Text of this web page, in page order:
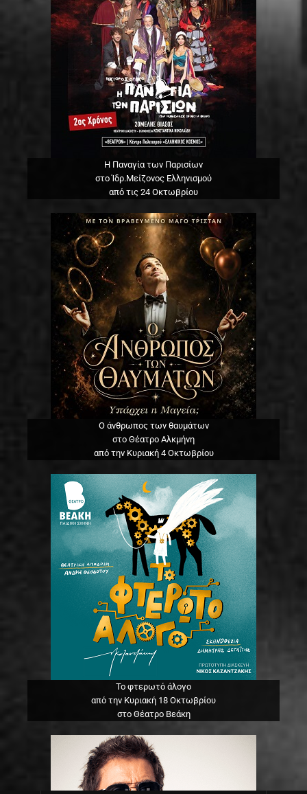
Η Παναγία των Παρισίων
στο Ίδρ.Μείζονος Ελληνισμού
από τις 24 Οκτωβρίου
Ο άνθρωπος των θαυμάτων
στο Θέατρο Αλκμήνη
από την Κυριακή 4 Οκτωβρίου
Το φτερωτό άλογο
από την Κυριακή 18 Οκτωβρίου
στο Θέατρο Βεάκη